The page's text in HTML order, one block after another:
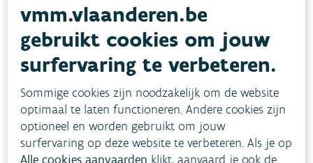
vmm.vlaanderen.be
gebruikt cookies om jouw
surfervaring te verbeteren.
Sommige cookies zijn noodzakelijk om de website
optimaal te laten functioneren. Andere cookies zijn
optioneel en worden gebruikt om jouw
surfervaring op deze website te verbeteren. Als je op
Alle cookies aanvaarden klikt, aanvaard je ook de